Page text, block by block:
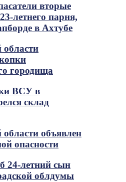
вторые
летнего парня,
в Ахтубе
области
городища
ВСУ в
склад
объявлен
опасности
24-летний сын
облдумы